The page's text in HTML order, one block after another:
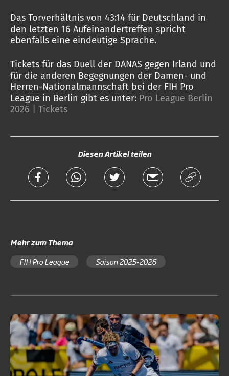
Das Torverhältnis von 43:14 für Deutschland in
den letzten 16 Aufeinandertreffen spricht
ebenfalls eine eindeutige Sprache.
Tickets für das Duell der DANAS gegen Irland und
für die anderen Begegnungen der Damen- und
Herren-Nationalmannschaft bei der FIH Pro
League in Berlin gibt es unter: Pro League Berlin
2026 | Tickets
Diesen Artikel teilen
Mehr zum Thema
FIH Pro League
Saison 2025-2026